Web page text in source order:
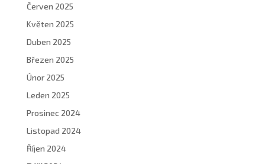
Červen 2025
Květen 2025
Duben 2025
Březen 2025
Únor 2025
Leden 2025
Prosinec 2024
Listopad 2024
Říjen 2024